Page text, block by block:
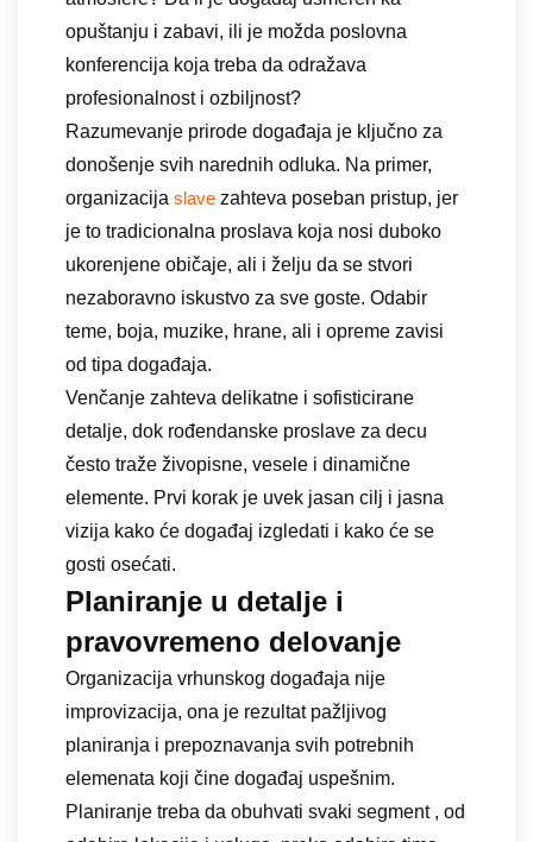
opuštanju i zabavi, ili je možda poslovna
konferencija koja treba da odražava
profesionalnost i ozbiljnost?
Razumevanje prirode događaja je ključno za
donošenje svih narednih odluka. Na primer,
organizacija slave zahteva poseban pristup, jer
je to tradicionalna proslava koja nosi duboko
ukorenjene običaje, ali i želju da se stvori
nezaboravno iskustvo za sve goste. Odabir
teme, boja, muzike, hrane, ali i opreme zavisi
od tipa događaja.
Venčanje zahteva delikatne i sofisticirane
detalje, dok rođendanske proslave za decu
često traže živopisne, vesele i dinamične
elemente. Prvi korak je uvek jasan cilj i jasna
vizija kako će događaj izgledati i kako će se
gosti osećati.
Planiranje u detalje i
pravovremeno delovanje
Organizacija vrhunskog događaja nije
improvizacija, ona je rezultat pažljivog
planiranja i prepoznavanja svih potrebnih
elemenata koji čine događaj uspešnim.
Planiranje treba da obuhvati svaki segment , od